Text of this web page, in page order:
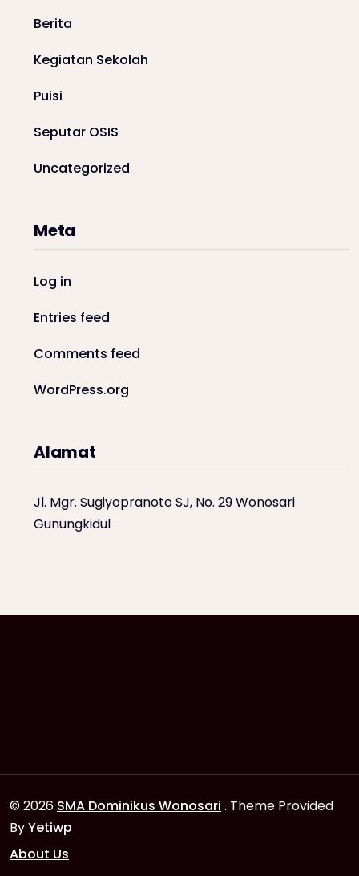
Berita
Kegiatan Sekolah
Puisi
Seputar OSIS
Uncategorized
Meta
Log in
Entries feed
Comments feed
WordPress.org
Alamat
Jl. Mgr. Sugiyopranoto SJ, No. 29 Wonosari
Gunungkidul
© 2026 SMA Dominikus Wonosari . Theme Provided
ByYetiwp
About Us